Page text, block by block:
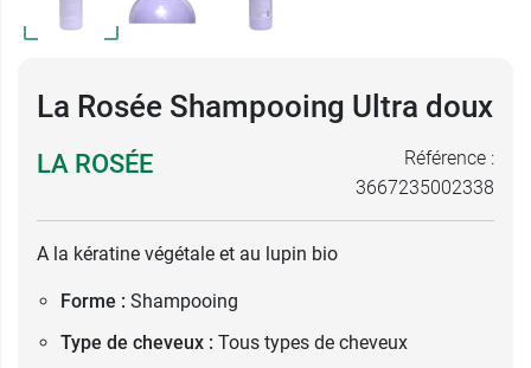
La Rosée Shampooing Ultra doux
LA ROSÉE
Référence :
3667235002338
A la kératine végétale et au lupin bio
Forme : Shampooing
Type de cheveux : Tous types de cheveux